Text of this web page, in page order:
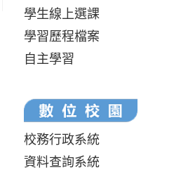
學生線上選課
學習歷程檔案
自主學習
校務行政系統
資料查詢系統